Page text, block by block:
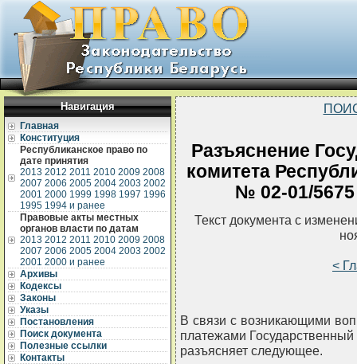
Навигация
Главная
Конституция
Республиканское право по
дате принятия
2013 2012 2011 2010 2009 2008
2007 2006 2005 2004 2003 2002
2001 2000 1999 1998 1997 1996
1995 1994 и ранее
Правовые акты местных
органов власти по датам
2013 2012 2011 2010 2009 2008
2007 2006 2005 2004 2003 2002
2001 2000 и ранее
Архивы
Кодексы
Законы
Указы
Постановления
Поиск документа
Полезные ссылки
Контакты
Разъяснение
комитета
№ 02-01/
Текст документа с
<
В связи с возникающими
платежами
разъясняет следующее.